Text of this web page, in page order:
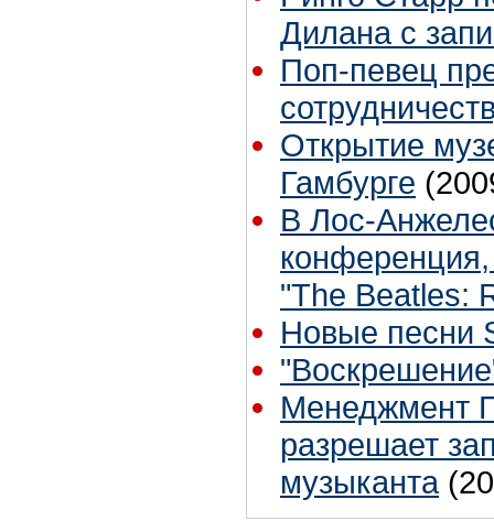
Дилана с
Поп-певец
Открытие
Гамбурге
В Лос-
"The Beatles:
Новые песни
Менеджмент
разрешает
музыканта